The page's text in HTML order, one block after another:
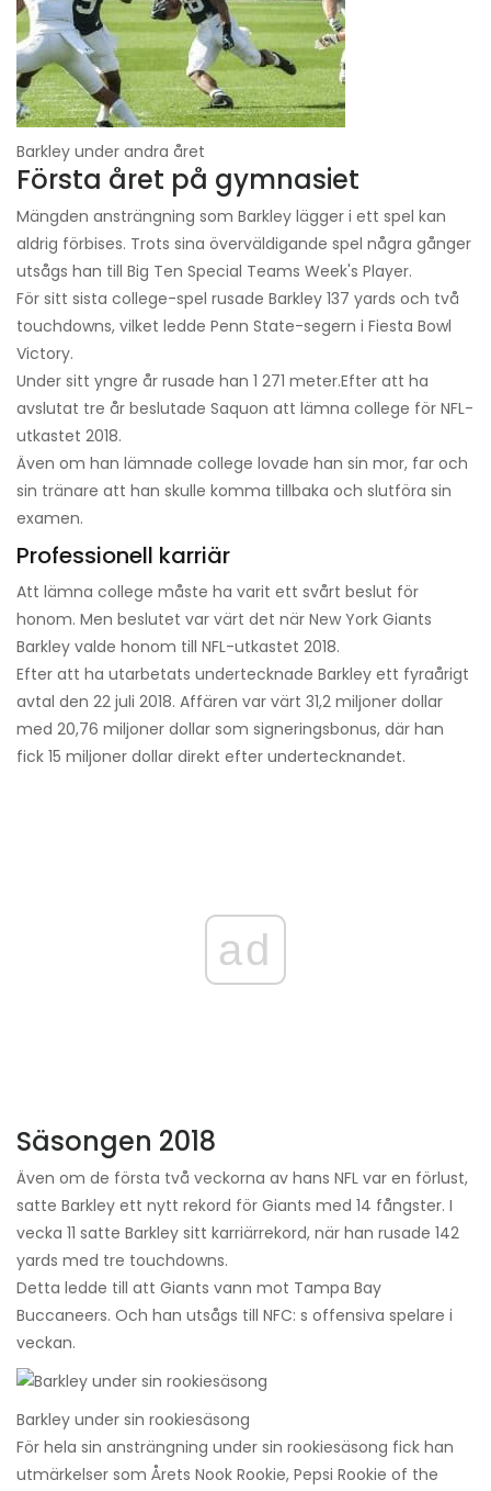
Barkley under andra året
Första året på gymnasiet
Mängden ansträngning som Barkley lägger i ett spel kan
aldrig förbises. Trots sina överväldigande spel några gånger
utsågs han till Big Ten Special Teams Week's Player.
För sitt sista college-spel rusade Barkley 137 yards och två
touchdowns, vilket ledde Penn State-segern i Fiesta Bowl
Victory.
Under sitt yngre år rusade han 1 271 meter.Efter att ha
avslutat tre år beslutade Saquon att lämna college för NFL-
utkastet 2018.
Även om han lämnade college lovade han sin mor, far och
sin tränare att han skulle komma tillbaka och slutföra sin
examen.
Professionell karriär
Att lämna college måste ha varit ett svårt beslut för
honom. Men beslutet var värt det när New York Giants
Barkley valde honom till NFL-utkastet 2018.
Efter att ha utarbetats undertecknade Barkley ett fyraårigt
avtal den 22 juli 2018. Affären var värt 31,2 miljoner dollar
med 20,76 miljoner dollar som signeringsbonus, där han
fick 15 miljoner dollar direkt efter undertecknandet.
ad
Säsongen 2018
Även om de första två veckorna av hans NFL var en förlust,
satte Barkley ett nytt rekord för Giants med 14 fångster. I
vecka 11 satte Barkley sitt karriärrekord, när han rusade 142
yards med tre touchdowns.
Detta ledde till att Giants vann mot Tampa Bay
Buccaneers. Och han utsågs till NFC: s offensiva spelare i
veckan.
Barkley under sin rookiesäsong
För hela sin ansträngning under sin rookiesäsong fick han
utmärkelser som Årets Nook Rookie, Pepsi Rookie of the